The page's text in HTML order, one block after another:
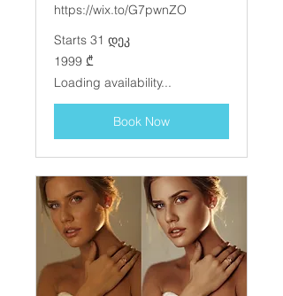
https://wix.to/G7pwnZO
Starts 31 დეკ
1999
ქართული
1999 ₾
Loading availability...
Book Now